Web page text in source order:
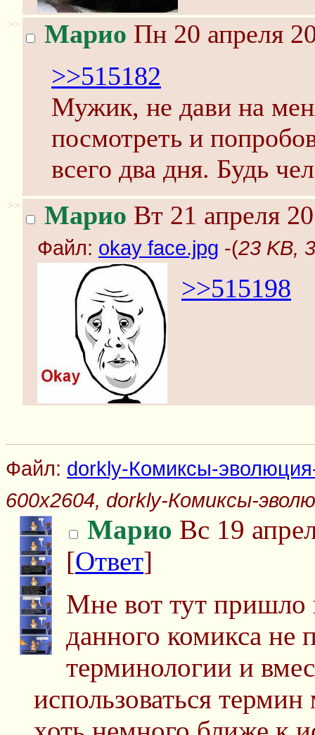
>> Марио Пн 20 апреля
>>515182
Мужик, не дави на
посмотреть и
всего два дня. Будь
>> Марио Вт 21 апреля
Файл: okay face.jpg -(23 KB,
>>515198
Файл: dorkly-Комиксы-
600x2604, dorkly-Комиксы-
Марио Вс 19
[Ответ]
Мне вот тут пришло
данного комикса не
терминологии и
использоваться